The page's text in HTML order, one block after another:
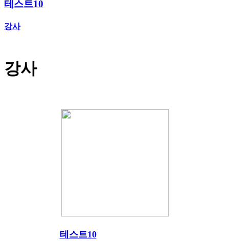
테스트10
강사
강사
테스트10